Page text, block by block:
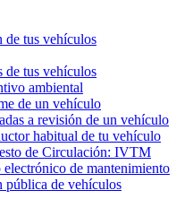
de tus vehículos
de tus vehículos
ambiental
de un vehículo
a revisión de un vehículo
habitual de tu vehículo
de Circulación: IVTM
de mantenimiento
pública de vehículos